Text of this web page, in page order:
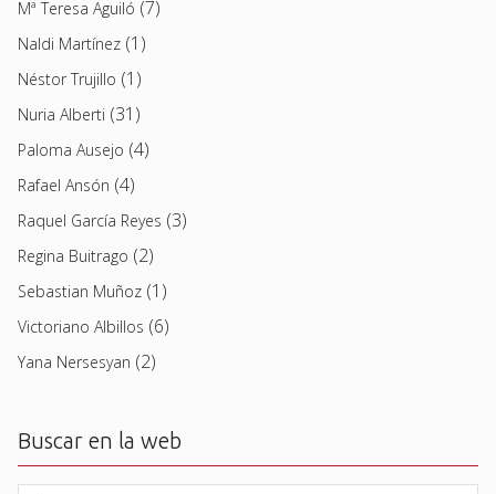
Mª Teresa Aguiló (7)
Naldi Martínez (1)
Néstor Trujillo (1)
Nuria Alberti (31)
Paloma Ausejo (4)
Rafael Ansón (4)
Raquel García Reyes (3)
Regina Buitrago (2)
Sebastian Muñoz (1)
Victoriano Albillos (6)
Yana Nersesyan (2)
Buscar en la web